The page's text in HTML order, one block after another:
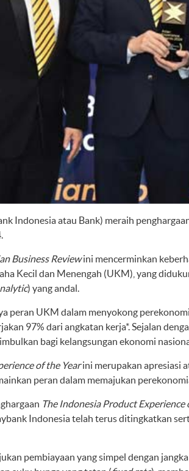
Indonesia atau Bank) meraih
Business Reviewini mencerminkan
Kecil dan Menengah (UKM), yang
) yang andal.
peran UKM dalam menyokong
97% dari angkatan kerja*. Sejalan
bagi kelangsungan ekonomi
of the Yearini merupakan apresiasi
peran dalam memajukan
The Indonesia Product Experience
Indonesia telah terus ditingkatkan
pembiayaan yang simpel dengan